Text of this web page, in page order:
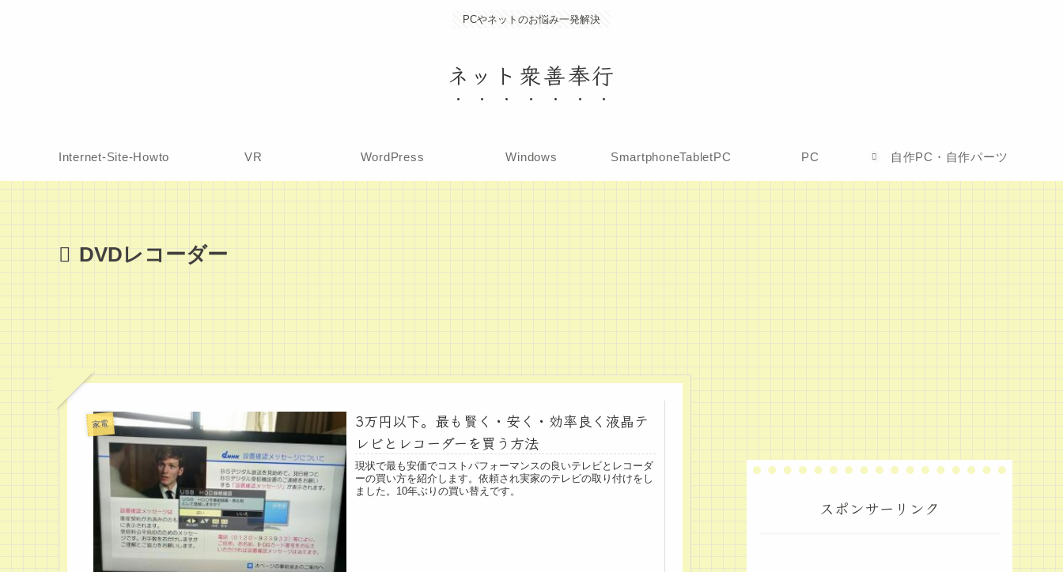
PCやネットのお悩み一発解決
ネット衆善奉行
Internet-Site-Howto VR WordPress Windows SmartphoneTabletPC PC 自作PC・自作パーツ
DVDレコーダー
家電
3万円以下。最も賢く・安く・効率良く液晶テ
レビとレコーダーを買う方法
現状で最も安価でコストパフォーマンスの良いテレビとレコーダ
ーの買い方を紹介します。依頼され実家のテレビの取り付けをし
ました。10年ぶりの買い替えです。
スポンサーリンク